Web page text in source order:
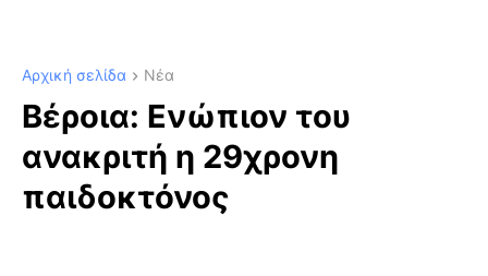
Αρχική σελίδα Νέα
Βέροια: Ενώπιον του
ανακριτή η 29χρονη
παιδοκτόνος